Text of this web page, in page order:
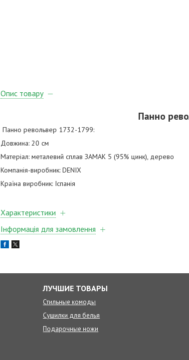
Опис товару
Панно
Панно револьвер 1732-1799:
Довжина: 20 см
Матеріал: металевий сплав ЗАМАК 5 (95% цинк), дерево
Компанія-виробник: DENIX
Країна виробник: Іспанія
Характеристики
Інформація для замовлення
ЛУЧШИЕ ТОВАРЫ
Стильные комоды
Сушилки для белья
Подарочные ножи